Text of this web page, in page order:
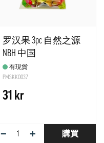
罗汉果 3pc 自然之源
NBH 中国
有現貨
PMSKK0037
31 kr
− + 購買